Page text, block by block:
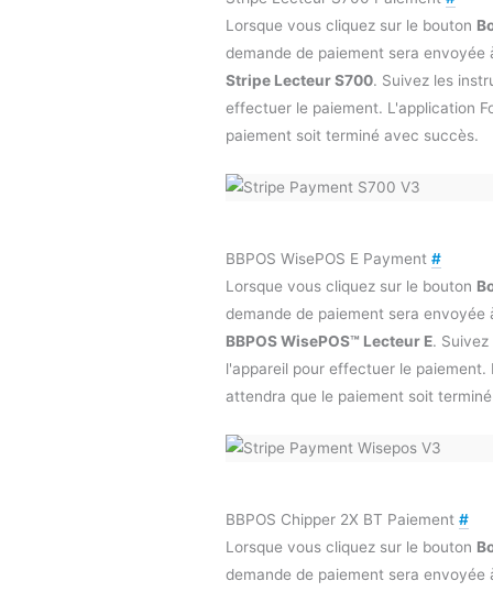
Lorsque vous cliquez sur le bouton
demande de paiement sera
Stripe Lecteur S700. Suivez les
effectuer le paiement. L'application
paiement soit terminé avec succès.
BBPOS WisePOS E Payment #
Lorsque vous cliquez sur le bouton
demande de paiement sera
BBPOS WisePOS™ Lecteur E.
l'appareil pour effectuer le paiement.
attendra que le paiement soit
BBPOS Chipper 2X BT Paiement #
Lorsque vous cliquez sur le bouton
demande de paiement sera envoyée